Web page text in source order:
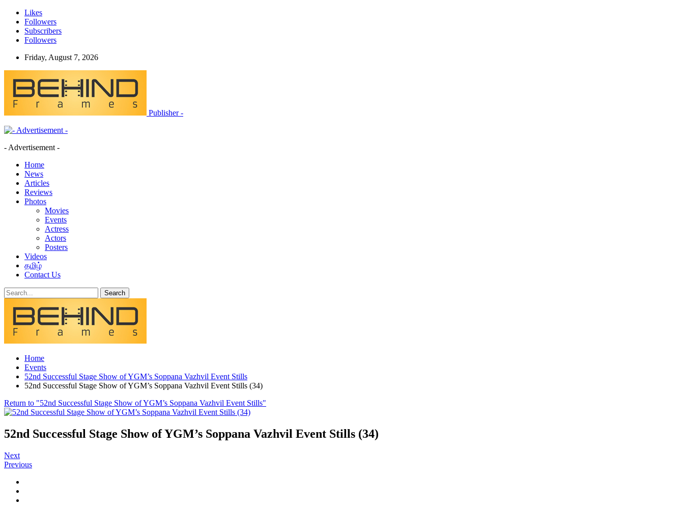
Likes
Followers
Subscribers
Followers
Friday, August 7, 2026
Publisher -
- Advertisement -
Home
News
Articles
Reviews
Photos
Movies
Events
Actress
Actors
Posters
Videos
தமிழ்
Contact Us
Home
Events
52nd Successful Stage Show of YGM’s Soppana Vazhvil Event Stills
52nd Successful Stage Show of YGM’s Soppana Vazhvil Event Stills (34)
Return to "52nd Successful Stage Show of YGM’s Soppana Vazhvil Event Stills"
52nd Successful Stage Show of YGM’s Soppana Vazhvil Event Stills (34)
Next
Previous